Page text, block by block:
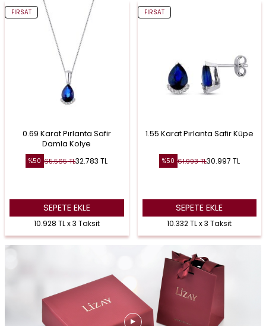
FIRSAT
0.69 Karat Pırlanta Safir
Damla Kolye
%50 65.565TL32.783 TL
SEPETE EKLE
10.928 TL x 3 Taksit
FIRSAT
1.55 Karat Pırlanta Safir Küpe
%50 61.993TL30.997 TL
SEPETE EKLE
10.332 TL x 3 Taksit